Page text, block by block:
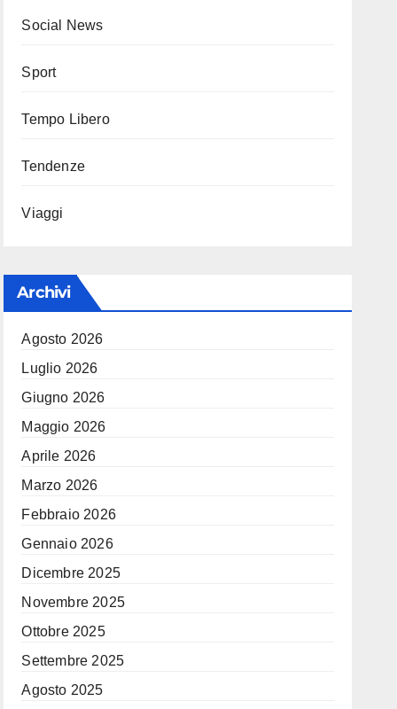
Social News
Sport
Tempo Libero
Tendenze
Viaggi
Archivi
Agosto 2026
Luglio 2026
Giugno 2026
Maggio 2026
Aprile 2026
Marzo 2026
Febbraio 2026
Gennaio 2026
Dicembre 2025
Novembre 2025
Ottobre 2025
Settembre 2025
Agosto 2025